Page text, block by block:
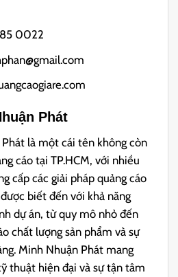
0022
Phát
là một cái tên không còn
cáo tại TP.HCM, với nhiều
cấp các giải pháp quảng cáo
biết đến với khả năng
dự án, từ quy mô nhỏ đến
chất lượng sản phẩm và sự
Minh Nhuận Phát mang
thuật hiện đại và sự tận tâm